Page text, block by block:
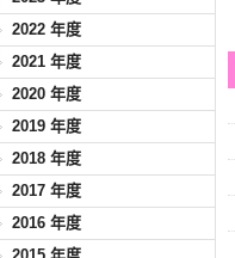
2022 年度
2021 年度
2020 年度
2019 年度
2018 年度
2017 年度
2016 年度